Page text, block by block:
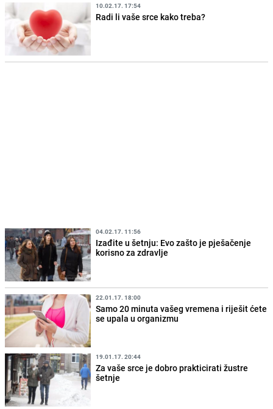
10.02.17. 17:54
Radi li vaše srce kako treba?
04.02.17. 11:56
Izađite u šetnju: Evo zašto je pješačenje
korisno za zdravlje
22.01.17. 18:00
Samo 20 minuta vašeg vremena i riješit ćete
se upala u organizmu
19.01.17. 20:44
Za vaše srce je dobro prakticirati žustre
šetnje